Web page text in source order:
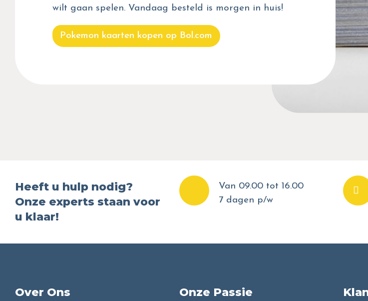
wilt gaan spelen. Vandaag besteld is morgen in huis!
Pokemon kaarten kopen op Bol.com
Heeft u hulp nodig?
Onze experts staan voor
u klaar!
Van 09.00 tot 16.00
7 dagen p/w
Over Ons Onze Passie